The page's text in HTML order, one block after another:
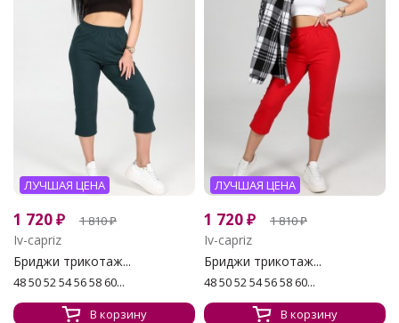
ЛУЧШАЯ ЦЕНА
1 720₽ 1 810₽
Iv-capriz
Бриджи трикотаж...
48 50 52 54 56 58 60...
В корзину
ЛУЧШАЯ ЦЕНА
1 720₽ 1 810₽
Iv-capriz
Бриджи трикотаж...
48 50 52 54 56 58 60...
В корзину